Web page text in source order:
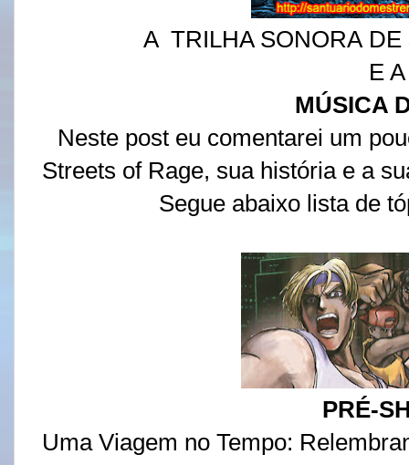
A TRILHA SONORA DE
E A
MÚSICA
Neste post eu comentarei um
Streets of Rage, sua história e a
Segue abaixo lista de
PRÉ-
Uma Viagem no Tempo: